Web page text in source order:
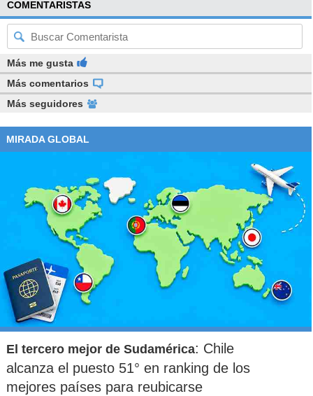
COMENTARISTAS
Más me gusta
Más comentarios
Más seguidores
MIRADA GLOBAL
El tercero mejor de Sudamérica: Chile
alcanza el puesto 51° en ranking de los
mejores países para reubicarse